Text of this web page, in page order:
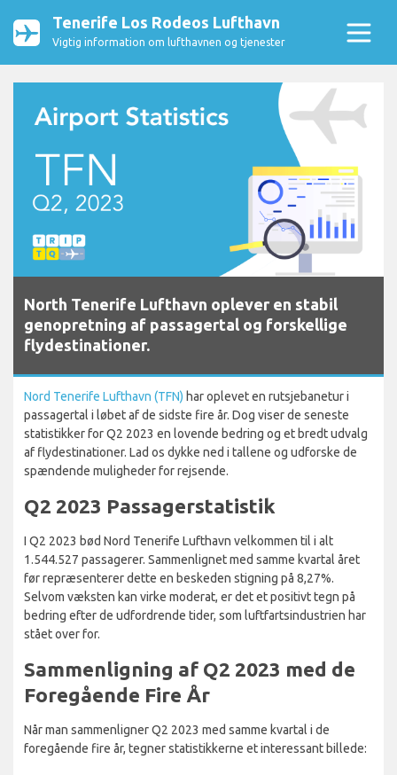
Tenerife Los Rodeos Lufthavn
Vigtig information om lufthavnen og tjenester
North Tenerife Lufthavn oplever en stabil
genopretning af passagertal og forskellige
flydestinationer.
Nord Tenerife Lufthavn (TFN) har oplevet en rutsjebanetur i
passagertal i løbet af de sidste fire år. Dog viser de seneste
statistikker for Q2 2023 en lovende bedring og et bredt udvalg
af flydestinationer. Lad os dykke ned i tallene og udforske de
spændende muligheder for rejsende.
Q2 2023 Passagerstatistik
I Q2 2023 bød Nord Tenerife Lufthavn velkommen til i alt
1.544.527 passagerer. Sammenlignet med samme kvartal året
før repræsenterer dette en beskeden stigning på 8,27%.
Selvom væksten kan virke moderat, er det et positivt tegn på
bedring efter de udfordrende tider, som luftfartsindustrien har
stået over for.
Sammenligning af Q2 2023 med de
Foregående Fire År
Når man sammenligner Q2 2023 med samme kvartal i de
foregående fire år, tegner statistikkerne et interessant billede: